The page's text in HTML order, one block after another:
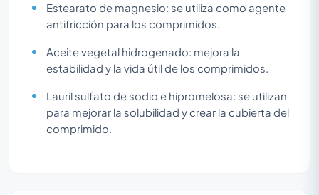
Estearato de magnesio: se utiliza como agente
antifricción para los comprimidos.
Aceite vegetal hidrogenado: mejora la
estabilidad y la vida útil de los comprimidos.
Lauril sulfato de sodio e hipromelosa: se utilizan
para mejorar la solubilidad y crear la cubierta del
comprimido.